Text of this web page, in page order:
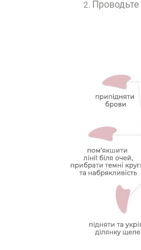
Проводьте